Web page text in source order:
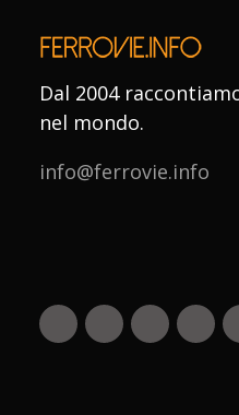
Dal 2004
nel mondo.
info@ferrovie.info